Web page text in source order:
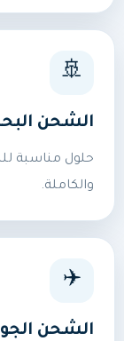
🚢
الشحن
حلول مناسبة
والكاملة.
✈️
الشحن